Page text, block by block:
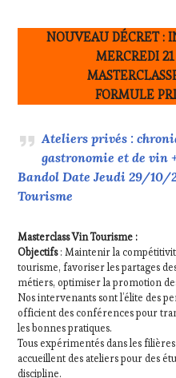
FRANÇAISE,
DÉGUSTATIONS,
WINE
MASTERCLASS ,
PRESSE
ÉCRITE,
RADIO,
WEB,
OENOTOURISME,
PARTENAIRES
VIN
TOURISME,
PRODUCTEURS
TERROIR,
RESTAURATEUR,
CHEF,
CUISINIER,
NOUVEAU DÉCRET :
MERCREDI
FORMULE
Ateliers privés :
gastronomie et de vin
Bandol Date Jeudi 29/10/
Tourisme
Masterclass Vin Tourisme :
Objectifs: Maintenir la
tourisme, favoriser les partages
métiers, optimiser la promotion
Nos intervenants sont l’élite des
officient des conférences pour
les bonnes pratiques.
Tous expérimentés dans les
accueillent des ateliers pour des
discipline.